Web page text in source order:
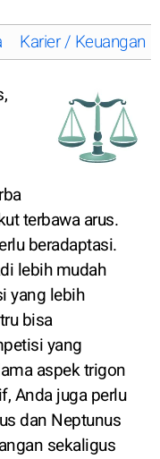
Karier / Keuangan
terbawa arus.
beradaptasi.
lebih mudah
yang lebih
bisa
yang
aspek trigon
Anda juga perlu
dan Neptunus
sekaligus